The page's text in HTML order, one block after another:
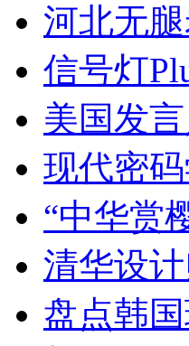
河北无
信号灯
美国发
现代密
“中华赏
清华设
盘点韩